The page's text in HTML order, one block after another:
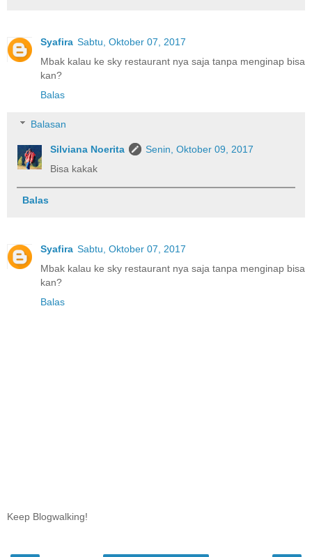
Syafira Sabtu, Oktober 07, 2017
Mbak kalau ke sky restaurant nya saja tanpa menginap bisa
kan?
Balas
Balasan
Silviana Noerita
Senin, Oktober 09, 2017
Bisa kakak
Balas
Syafira Sabtu, Oktober 07, 2017
Mbak kalau ke sky restaurant nya saja tanpa menginap bisa
kan?
Balas
Keep Blogwalking!